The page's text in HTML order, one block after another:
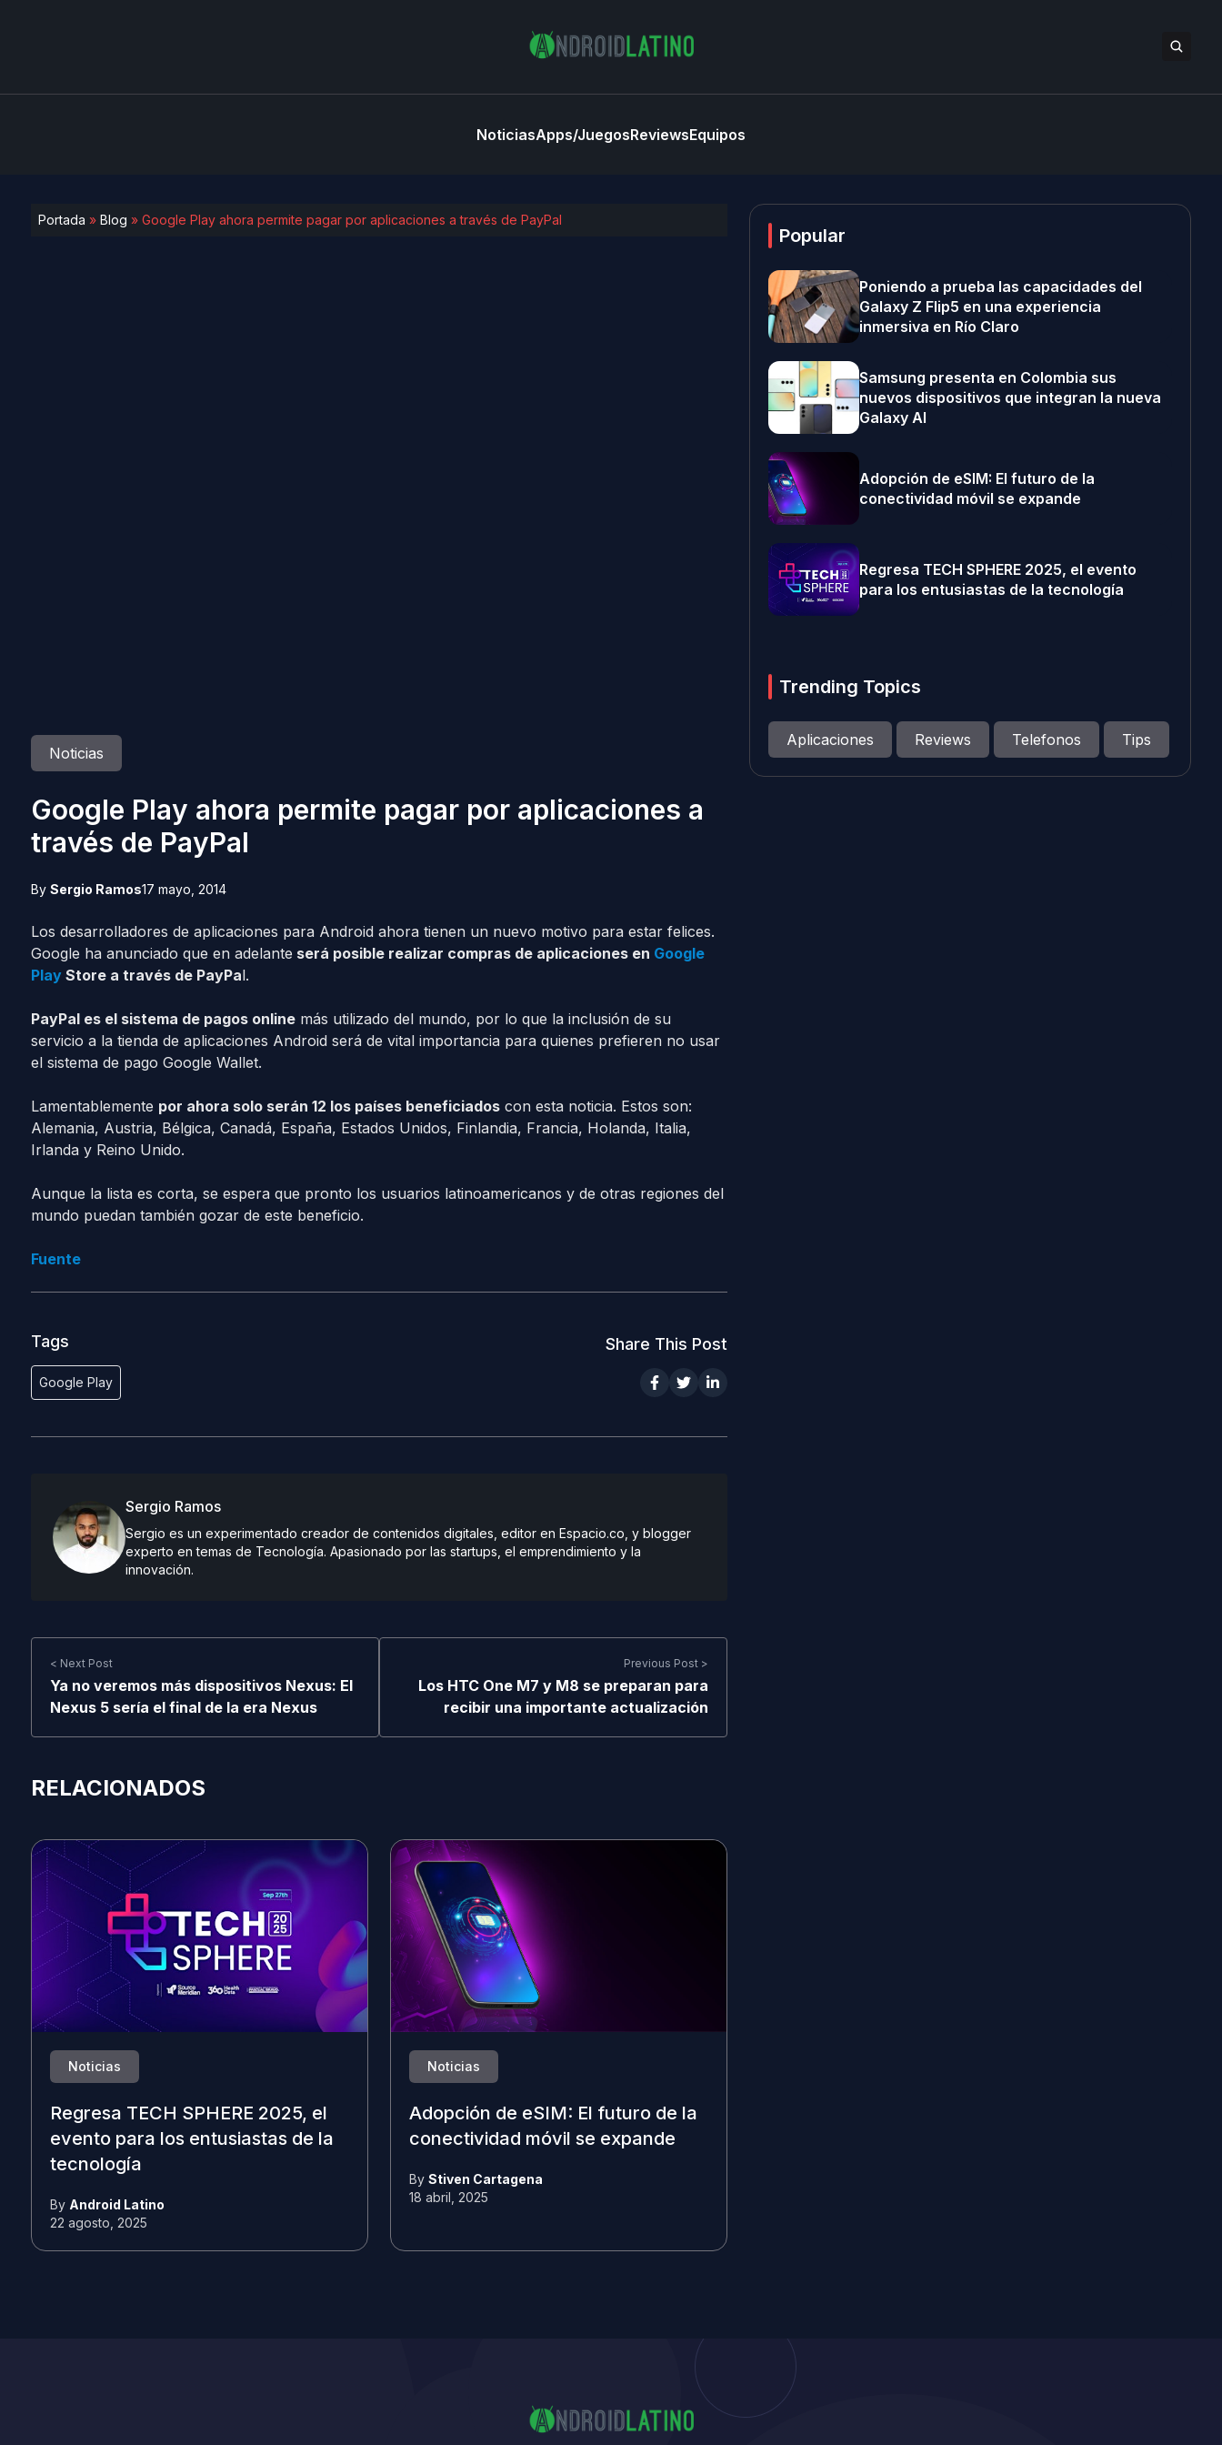
NoticiasApps/JuegosReviewsEquipos
Portada » Blog » Google Play ahora permite pagar por aplicaciones a través de PayPal
Noticias
Google Play ahora permite pagar por aplicaciones a
través de PayPal
By Sergio Ramos17 mayo, 2014
Los desarrolladores de aplicaciones para Android ahora tienen un nuevo motivo para estar felices.
Google ha anunciado que en adelante será posible realizar compras de aplicaciones en Google
Play Store a través de PayPal.
PayPal es el sistema de pagos onlinemás utilizado del mundo, por lo que la inclusión de su
servicio a la tienda de aplicaciones Android será de vital importancia para quienes prefieren no usar
el sistema de pago Google Wallet.
Lamentablemente por ahora solo serán 12 los países beneficiadoscon esta noticia. Estos son:
Alemania, Austria, Bélgica, Canadá, España, Estados Unidos, Finlandia, Francia, Holanda, Italia,
Irlanda y Reino Unido.
Aunque la lista es corta, se espera que pronto los usuarios latinoamericanos y de otras regiones del
mundo puedan también gozar de este beneficio.
Fuente
Tags
Google Play
Share This Post
Sergio Ramos
Sergio es un experimentado creador de contenidos digitales, editor en Espacio.co, y blogger
experto en temas de Tecnología. Apasionado por las startups, el emprendimiento y la
innovación.
< Next Post
Ya no veremos más dispositivos Nexus: El
Nexus 5 sería el final de la era Nexus
Previous Post >
Los HTC One M7 y M8 se preparan para
recibir una importante actualización
RELACIONADOS
Noticias
Regresa TECH SPHERE 2025, el
evento para los entusiastas de la
tecnología
By Android Latino
22 agosto, 2025
Noticias
Adopción de eSIM: El futuro de la
conectividad móvil se expande
By Stiven Cartagena
18 abril, 2025
Popular
Poniendo a prueba las capacidades del
Galaxy Z Flip5 en una experiencia
inmersiva en Río Claro
Samsung presenta en Colombia sus
nuevos dispositivos que integran la nueva
Galaxy AI
Adopción de eSIM: El futuro de la
conectividad móvil se expande
Regresa TECH SPHERE 2025, el evento
para los entusiastas de la tecnología
Trending Topics
Aplicaciones Reviews Telefonos Tips